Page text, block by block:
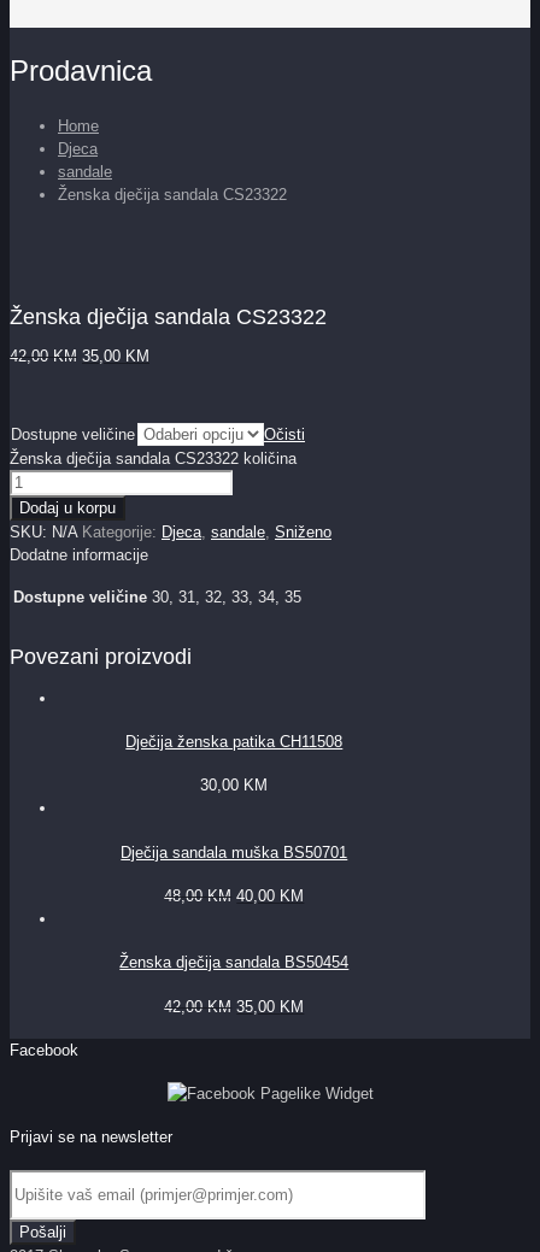
Prodavnica
Home
Djeca
sandale
Ženska dječija sandala CS23322
Ženska dječija sandala CS23322
42,00 KM 35,00 KM
Dostupne veličine
Očisti
Ženska dječija sandala CS23322 količina
Dodaj u korpu
SKU: N/A Kategorije: Djeca, sandale, Sniženo
Dodatne informacije
Dostupne veličine 30, 31, 32, 33, 34, 35
Povezani proizvodi
Dječija ženska patika CH11508
30,00 KM
Dječija sandala muška BS50701
48,00 KM 40,00 KM
Ženska dječija sandala BS50454
42,00 KM 35,00 KM
Facebook
Prijavi se na newsletter